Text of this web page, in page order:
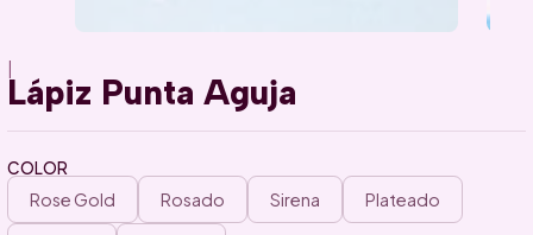
Lápiz Punta Aguja
COLOR
Rose Gold Rosado Sirena Plateado